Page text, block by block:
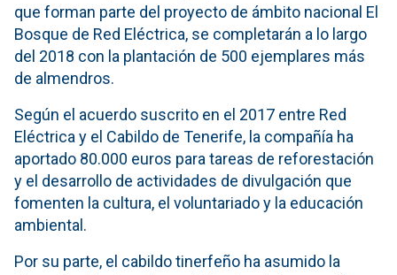
que forman parte del proyecto de ámbito nacional El
Bosque de Red Eléctrica, se completarán a lo largo
del 2018 con la plantación de 500 ejemplares más
de almendros.
Según el acuerdo suscrito en el 2017 entre Red
Eléctrica y el Cabildo de Tenerife, la compañía ha
aportado 80.000 euros para tareas de reforestación
y el desarrollo de actividades de divulgación que
fomenten la cultura, el voluntariado y la educación
ambiental.
Por su parte, el cabildo tinerfeño ha asumido la